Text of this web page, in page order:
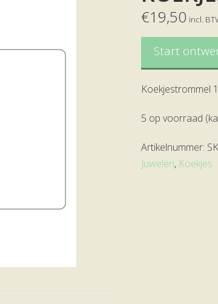
€19,50 incl.
Start
Koekjestrommel
5 op voorraad
Artikelnummer:
Juwelen, Koekjes